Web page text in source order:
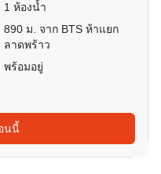
1 ห้องน้ำ
890 ม. จาก BTS ห้าแยก
ลาดพร้าว
พร้อมอยู่
นนี้